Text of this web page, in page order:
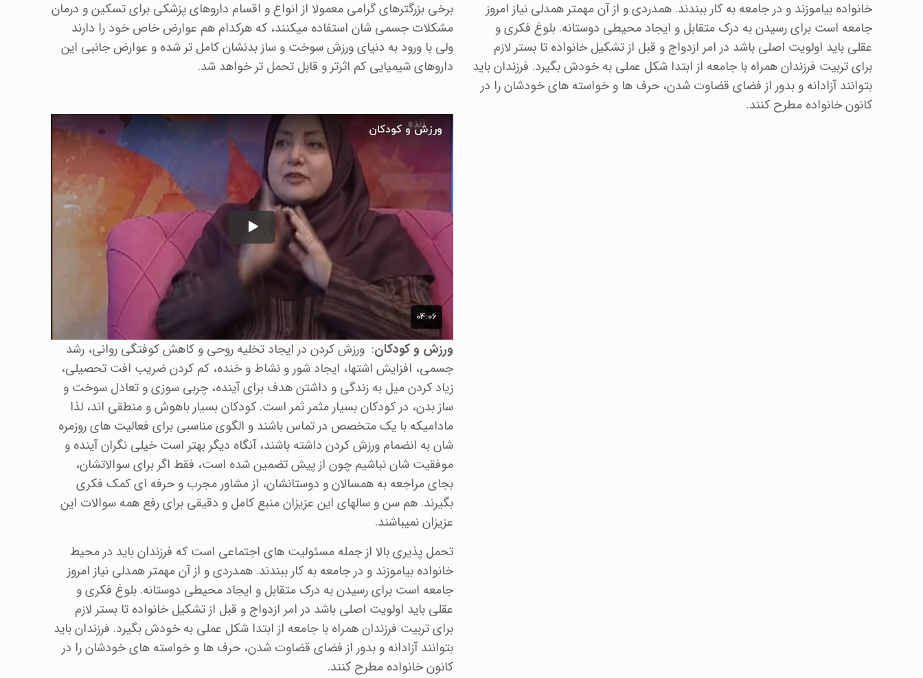
خانواده بیاموزند و در جامعه به کار ببندند. همدردی و از آن مهمتر همدلی نیاز امروز
جامعه است برای رسیدن به درک متقابل و ایجاد محیطی دوستانه. بلوغ فکری و
عقلی باید اولویت اصلی باشد در امر ازدواج و قبل از تشکیل خانواده تا بستر لازم
برای تربیت فرزندان همراه با جامعه از ابتدا شکل عملی به خودش بگیرد. فرزندان باید
بتوانند آزادانه و بدور از فضای قضاوت شدن، حرف ها و خواسته های خودشان را در
کانون خانواده مطرح کنند.
برخی بزرگترهای گرامی معمولا از انواع و اقسام داروهای پزشکی برای تسکین و درمان
مشکلات جسمی شان استفاده میکنند، که هرکدام هم عوارض خاص خود را دارند
ولی با ورود به دنیای ورزش سوخت و ساز بدنشان کامل تر شده و عوارض جانبی این
داروهای شیمیایی کم اثرتر و قابل تحمل تر خواهد شد.
ورزش و کودکان: ورزش کردن در ایجاد تخلیه روحی و کاهش کوفتگی روانی، رشد
جسمی، افزایش اشتها، ایجاد شور و نشاط و خنده، کم کردن ضریب افت تحصیلی،
زیاد کردن میل به زندگی و داشتن هدف برای آینده، چربی سوزی و تعادل سوخت و
ساز بدن، در کودکان بسیار مثمر ثمر است. کودکان بسیار باهوش و منطقی اند، لذا
مادامیکه با یک متخصص در تماس باشند و الگوی مناسبی برای فعالیت های روزمره
شان به انضمام ورزش کردن داشته باشند، آنگاه دیگر بهتر است خیلی نگران آینده و
موفقیت شان نباشیم چون از پیش تضمین شده است، فقط اگر برای سوالاتشان،
بجای مراجعه به همسالان و دوستانشان، از مشاور مجرب و حرفه ای کمک فکری
بگیرند. هم سن و سالهای این عزیزان منبع کامل و دقیقی برای رفع همه سوالات این
عزیزان نمیباشند.
تحمل پذیری بالا از جمله مسئولیت های اجتماعی است که فرزندان باید در محیط
خانواده بیاموزند و در جامعه به کار ببندند. همدردی و از آن مهمتر همدلی نیاز امروز
جامعه است برای رسیدن به درک متقابل و ایجاد محیطی دوستانه. بلوغ فکری و
عقلی باید اولویت اصلی باشد در امر ازدواج و قبل از تشکیل خانواده تا بستر لازم
برای تربیت فرزندان همراه با جامعه از ابتدا شکل عملی به خودش بگیرد. فرزندان باید
بتوانند آزادانه و بدور از فضای قضاوت شدن، حرف ها و خواسته های خودشان را در
کانون خانواده مطرح کنند.